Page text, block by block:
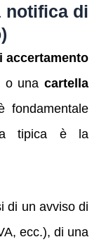
notifica di
accertamento
o una cartella
fondamentale
tipica è la
di un avviso di
ecc.), di una